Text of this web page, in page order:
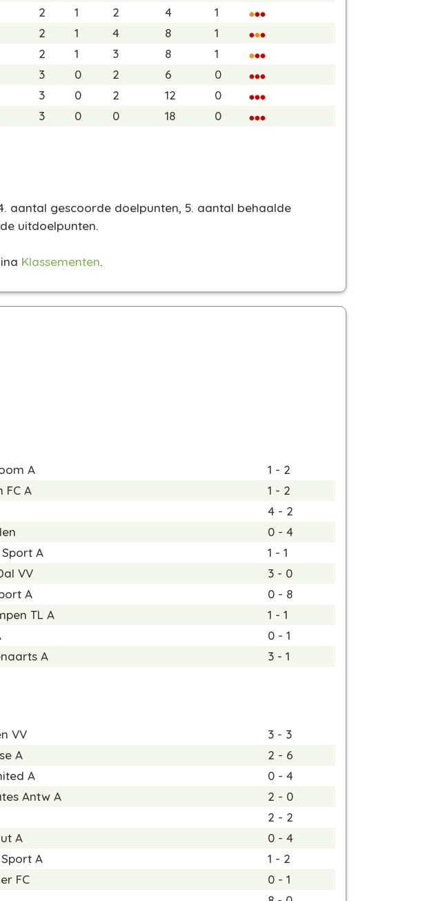
2 1 2 4
1
2 1 4 8
1
2 1 3 8
1
3 0 2 6
0
3 0 2 12
0
3 0 0 18 0
aantal gescoorde doelpunten, 5. aantal behaalde
uitdoelpunten.
Klassementen.
A
1 - 2
FC A
1 - 2
4 - 2
0 - 4
A
1 - 1
VV
3 - 0
A
0 - 8
TL A
1 - 1
0 - 1
A 3 - 1
VV
3 - 3
A
2 - 6
A
0 - 4
Antw A
2 - 0
2 - 2
A
0 - 4
Sport A
1 - 2
FC
0 - 1